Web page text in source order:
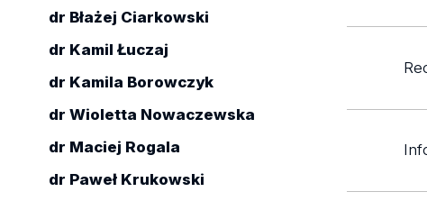
dr Błażej Ciarkowski
dr Kamil Łuczaj
dr Kamila Borowczyk
dr Wioletta Nowaczewska
dr Maciej Rogala
dr Paweł Krukowski